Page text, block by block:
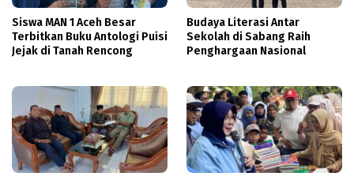
Siswa MAN 1 Aceh Besar
Terbitkan Buku Antologi Puisi
Jejak di Tanah Rencong
Budaya Literasi Antar
Sekolah di Sabang Raih
Penghargaan Nasional